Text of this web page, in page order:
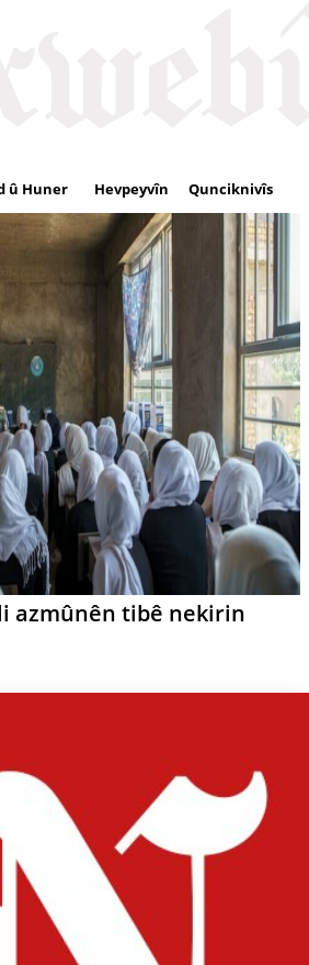
û Huner Hevpeyvîn Qunciknivîs
azmûnên tibê nekirin